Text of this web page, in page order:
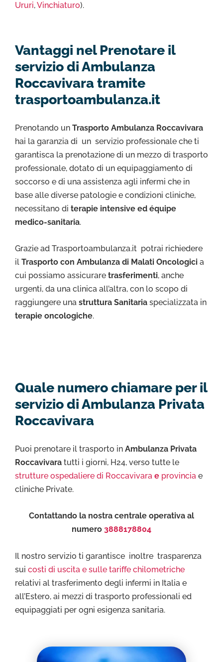
Ururi,Vinchiaturo).
Vantaggi nel Prenotare il
servizio di Ambulanza
Roccavivara tramite
trasportoambulanza.it
Prenotando un Trasporto Ambulanza Roccavivara
hai la garanzia di un servizio professionale che ti
garantisca la prenotazione di un mezzo di trasporto
professionale, dotato di un equipaggiamento di
soccorso e di una assistenza agli infermi che in
base alle diverse patologie e condizioni cliniche,
necessitano di terapie intensive ed équipe
medico-sanitaria.
Grazie ad Trasportoambulanza.it potrai richiedere
il Trasporto con Ambulanza di Malati Oncologici a
cui possiamo assicurare trasferimenti, anche
urgenti, da una clinica all’altra, con lo scopo di
raggiungere una struttura Sanitaria specializzata in
terapie oncologiche.
Quale numero chiamare per il
servizio di Ambulanza Privata
Roccavivara
Puoi prenotare il trasporto in Ambulanza Privata
Roccavivara tutti i giorni, H24, verso tutte le
strutture ospedaliere di Roccavivara e provincia e
cliniche Private.
Contattando la nostra centrale operativa al
numero 3888178804
Il nostro servizio ti garantisce inoltre trasparenza
sui costi di uscita e sulle tariffe chilometriche
relativi al trasferimento degli infermi in Italia e
all’Estero, ai mezzi di trasporto professionali ed
equipaggiati per ogni esigenza sanitaria.